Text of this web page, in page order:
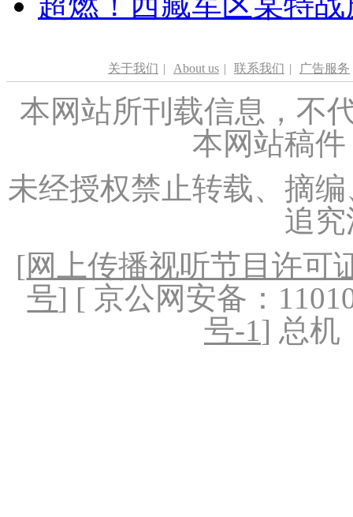
关于我们 | About us | 联系我们 | 广告服务
本网站所刊载信息，不
本网站稿
未经授权禁止转载、摘
追
[网上传播视听节目许可
号] [ 京公网安备：
号-1] 总机